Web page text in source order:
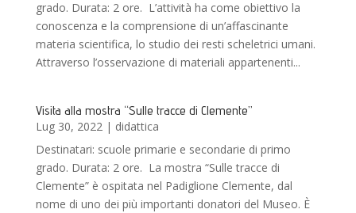
grado. Durata: 2 ore. L’attività ha come obiettivo la
conoscenza e la comprensione di un’affascinante
materia scientifica, lo studio dei resti scheletrici umani.
Attraverso l’osservazione di materiali appartenenti...
Visita alla mostra “Sulle tracce di Clemente”
Lug 30, 2022| didattica
Destinatari: scuole primarie e secondarie di primo
grado. Durata: 2 ore. La mostra “Sulle tracce di
Clemente” è ospitata nel Padiglione Clemente, dal
nome di uno dei più importanti donatori del Museo. È